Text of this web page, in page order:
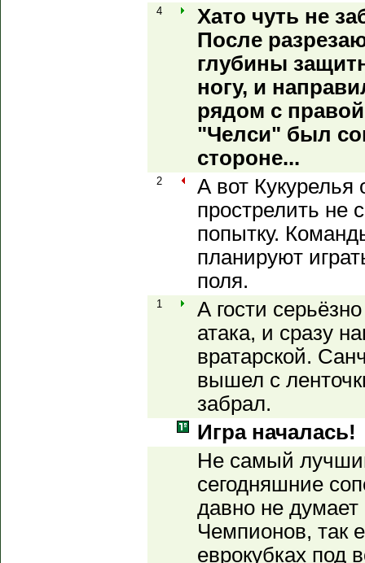
4
Хато чуть не
После
глубины
ногу, и
рядом с
"Челси" был
стороне...
2
А вот Кукурелья
прострелить не
попытку.
планируют
поля.
1
А гости
атака, и сразу
вратарской.
вышел с
забрал.
Игра началась!
Не самый
сегодняшние
давно не
Чемпионов, так
еврокубках под